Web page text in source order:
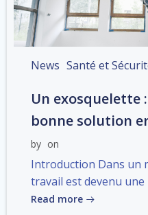
News Santé et
Un exosquelette
bonne solution
by on
Introduction Dans un
travail est devenu
Read more